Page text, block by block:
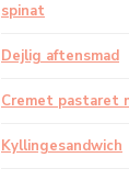
spinat
Dejlig aftensmad
Cremet pastaret
Kyllingesandwich